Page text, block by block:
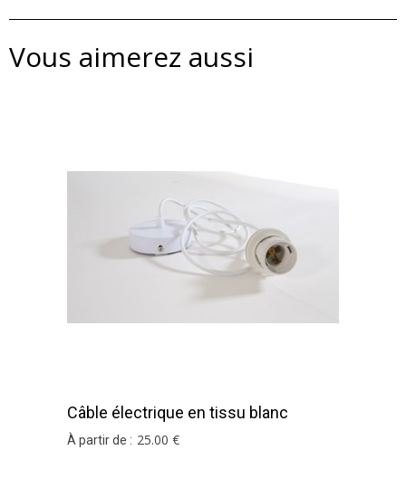
Vous aimerez aussi
Câble électrique en tissu blanc
À partir de : 25.00 €